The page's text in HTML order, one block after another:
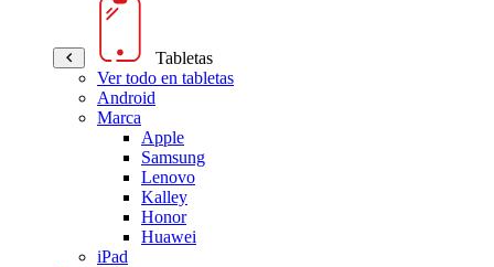
Tabletas
Ver todo en tabletas
Android
Marca
Apple
Samsung
Lenovo
Kalley
Honor
Huawei
iPad